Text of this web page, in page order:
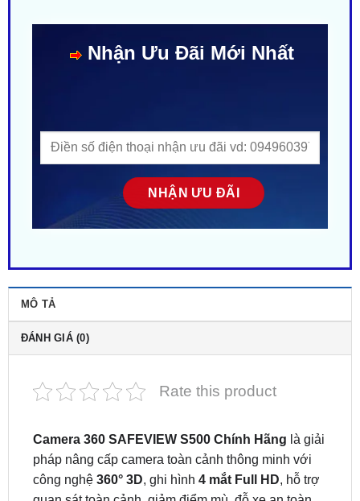
ĐÁNH GIÁ (0)
Camera 360 SAFEVIEW S500 Chính Hãng
công nghệ360° 3D, ghi hình4 mắt Full HD, hỗ trợ
quan sát toàn cảnh, giảm điểm mù, đỗ xe an toàn
và ghi hình hành trình hiệu quả.ZKar Auto chuyên
lắp đặtCamera 360 SAFEVIEW S500chính hãng